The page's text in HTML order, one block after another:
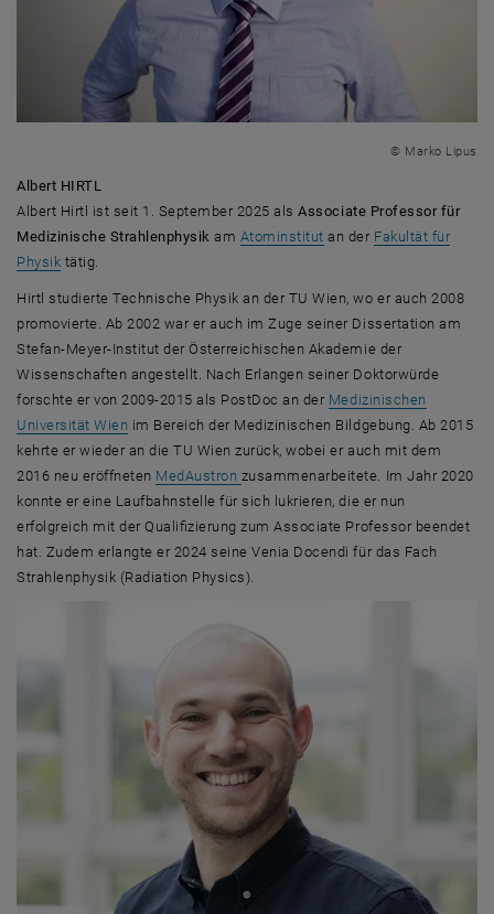
© Marko Lipus
Albert HIRTL
Albert Hirtl ist seit 1. September 2025 alsAssociate Professor für
Medizinische Strahlenphysikam Atominstitut an der Fakultät für
Physik tätig.
Hirtl studierte Technische Physik an der TU Wien, wo er auch 2008
promovierte. Ab 2002 war er auch im Zuge seiner Dissertation am
Stefan-Meyer-Institut der Österreichischen Akademie der
Wissenschaften angestellt. Nach Erlangen seiner Doktorwürde
forschte er von 2009-2015 als PostDoc an der Medizinischen
Universität Wien , öffnet eine externe URL in einem neuen Fenster
im Bereich der Medizinischen Bildgebung. Ab 2015
kehrte er wieder an die TU Wien zurück, wobei er auch mit dem
2016 neu eröffneten MedAustron , öffnet eine externe URL in einem
zusammenarbeitete. Im Jahr 2020
konnte er eine Laufbahnstelle für sich lukrieren, die er nun
erfolgreich mit der Qualifizierung zum Associate Professor beendet
hat. Zudem erlangte er 2024 seine Venia Docendi für das Fach
Strahlenphysik (Radiation Physics).